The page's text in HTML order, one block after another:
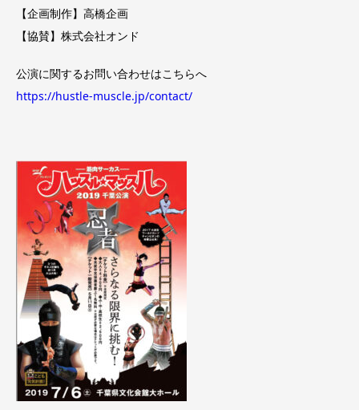
【企画制作】高橋企画
【協賛】株式会社オンド
公演に関するお問い合わせはこちらへ
https://hustle-muscle.jp/contact/